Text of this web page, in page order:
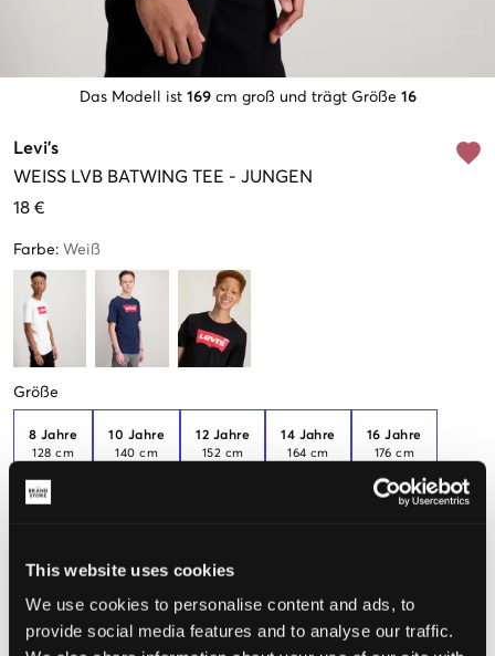
This website uses cookies
We use cookies to personalise content and ads, to
provide social media features and to analyse our traffic.
Das Modell ist 169 cm groß und trägt Größe 16
Levi's
WEISS
LVB BATWING TEE - JUNGEN
18 €
Farbe: Weiß
Größe
8 Jahre
128 cm
10 Jahre
140 cm
12 Jahre
152 cm
14 Jahre
164 cm
16 Jahre
176 cm
Klein Perfekt Groß